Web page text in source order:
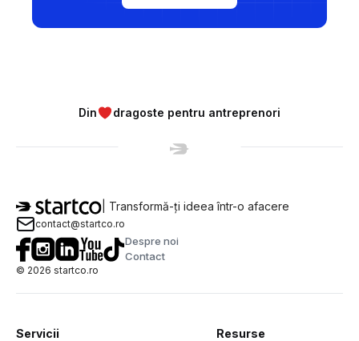
Din dragoste pentru antreprenori
| Transformă-ți ideea într-o afacere
contact@startco.ro
Despre noi
Contact
© 2026 startco.ro
Servicii Resurse